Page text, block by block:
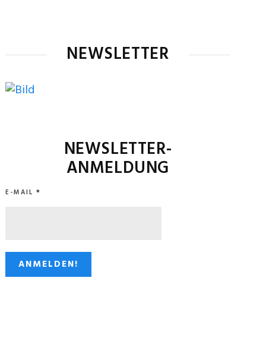
NEWSLETTER
NEWSLETTER-
ANMELDUNG
E-MAIL *